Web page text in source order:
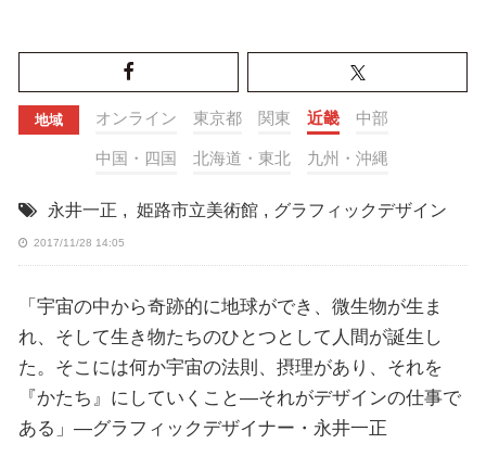
地域 オンライン 東京都 関東 近畿 中部
中国・四国 北海道・東北 九州・沖縄
永井一正 , 姫路市立美術館 , グラフィックデザイン
2017/11/28 14:05
「宇宙の中から奇跡的に地球ができ、微生物が生ま
れ、そして生き物たちのひとつとして人間が誕生し
た。そこには何か宇宙の法則、摂理があり、それを
『かたち』にしていくこと—それがデザインの仕事で
ある」—グラフィックデザイナー・永井一正